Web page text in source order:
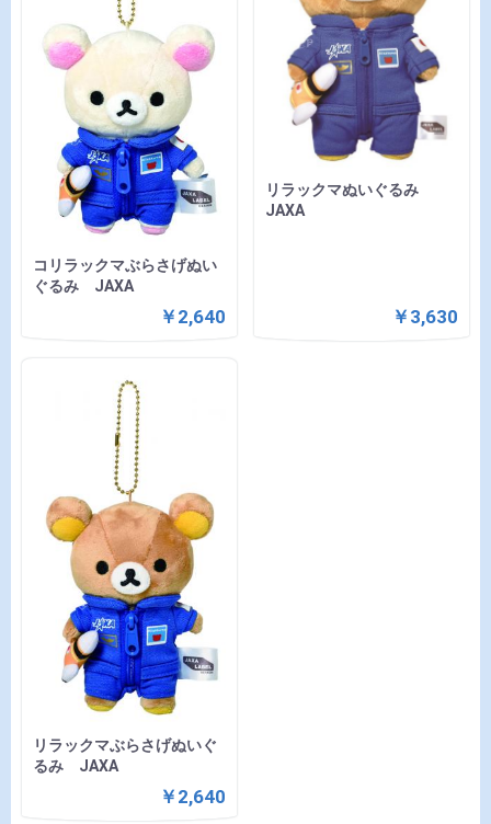
コリラックマぶらさげぬい
ぐるみ JAXA
￥2,640
リラックマぬいぐるみ
JAXA
￥3,630
リラックマぶらさげぬいぐ
るみ JAXA
￥2,640